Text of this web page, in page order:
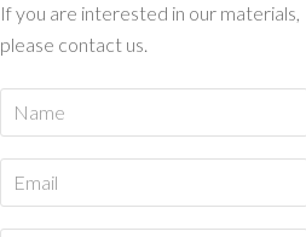
If you are interested in our materials,
please contact us.